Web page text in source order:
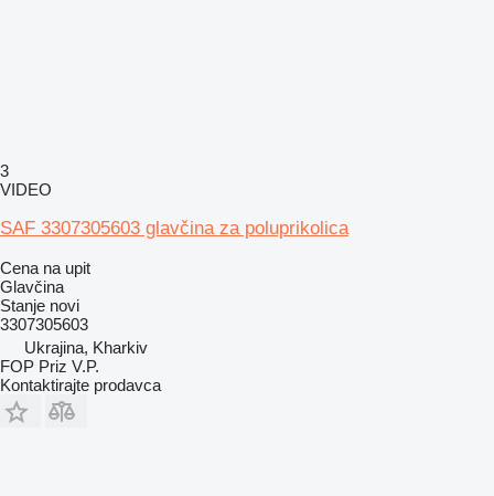
3
VIDEO
SAF 3307305603 glavčina za poluprikolica
Cena na upit
Glavčina
Stanje novi
3307305603
Ukrajina, Kharkiv
FOP Priz V.P.
Kontaktirajte prodavca